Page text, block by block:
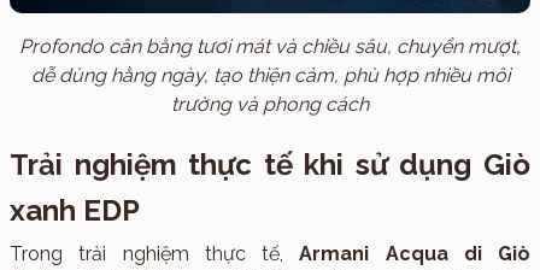
Profondo cân bằng tươi mát và chiều sâu, chuyển mượt,
dễ dùng hằng ngày, tạo thiện cảm, phù hợp nhiều môi
trường và phong cách
Trải nghiệm thực tế khi sử dụng Giò
xanh EDP
Trong trải nghiệm thực tế,Armani Acqua di Giò